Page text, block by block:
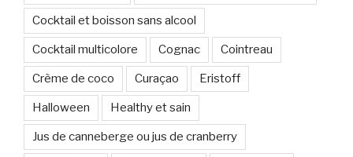
Cocktail et boisson sans alcool
Cocktail multicolore Cognac Cointreau
Crème de coco Curaçao Eristoff
Halloween Healthy et sain
Jus de canneberge ou jus de cranberry